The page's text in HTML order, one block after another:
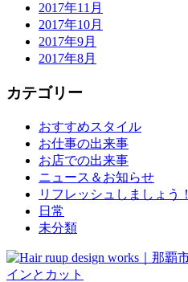
2017年11月
2017年10月
2017年9月
2017年8月
カテゴリー
おすすめスタイル
お仕事の出来事
お店での出来事
ニュース＆お知らせ
リフレッシュしましょう！
日常
未分類